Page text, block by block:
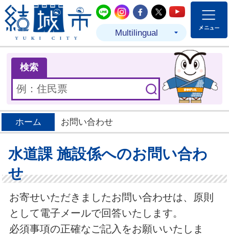
結城市公式LINE
結城市公式Instagram
結城市公式
結城市公式
結城市
Multilingual
検索
ホーム お問い合わせ
水道課 施設係へのお問い合わ
せ
お寄せいただきましたお問い合わせは、原則
として電子メールで回答いたします。
必須事項の正確なご記入をお願いいたしま